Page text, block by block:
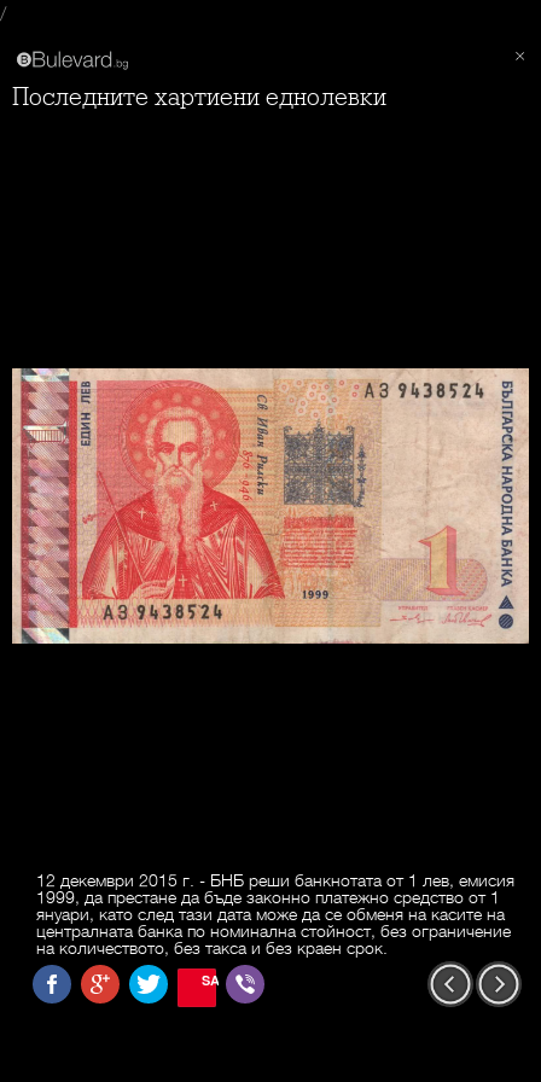
/
Последните хартиени еднолевки
12 декември 2015 г. - БНБ реши банкнотата от 1 лев, емисия
1999, да престане да бъде законно платежно средство от 1
януари, като след тази дата може да се обменя на касите на
централната банка по номинална стойност, без ограничение
на количеството, без такса и без краен срок.
SAVE